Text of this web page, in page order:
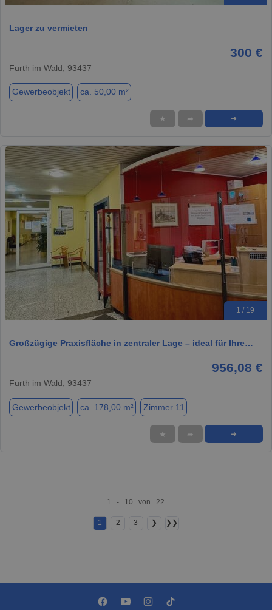
Lager zu vermieten
300 €
Furth im Wald, 93437
Gewerbeobjekt ca. 50,00 m²
★ ➦ ➜
1 / 19
Großzügige Praxisfläche in zentraler Lage – ideal für Ihre…
956,08 €
Furth im Wald, 93437
Gewerbeobjekt ca. 178,00 m² Zimmer 11
★ ➦ ➜
1 - 10 von 22
1 2 3 ❯ ❯❯